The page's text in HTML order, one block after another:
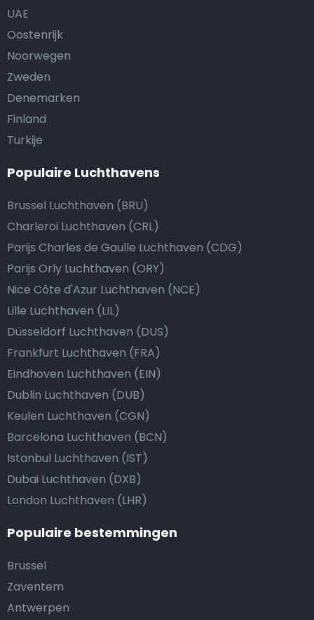
UAE
Oostenrijk
Noorwegen
Zweden
Denemarken
Finland
Turkije
Populaire Luchthavens
Brussel Luchthaven (BRU)
Charleroi Luchthaven (CRL)
Parijs Charles de Gaulle Luchthaven (CDG)
Parijs Orly Luchthaven (ORY)
Nice Côte d'Azur Luchthaven (NCE)
Lille Luchthaven (LIL)
Düsseldorf Luchthaven (DUS)
Frankfurt Luchthaven (FRA)
Eindhoven Luchthaven (EIN)
Dublin Luchthaven (DUB)
Keulen Luchthaven (CGN)
Barcelona Luchthaven (BCN)
Istanbul Luchthaven (IST)
Dubai Luchthaven (DXB)
London Luchthaven (LHR)
Populaire bestemmingen
Brussel
Zaventem
Antwerpen